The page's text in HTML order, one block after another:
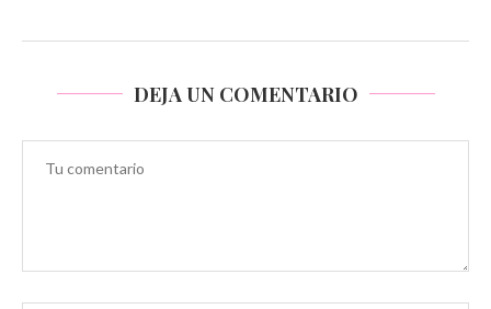
DEJA UN COMENTARIO